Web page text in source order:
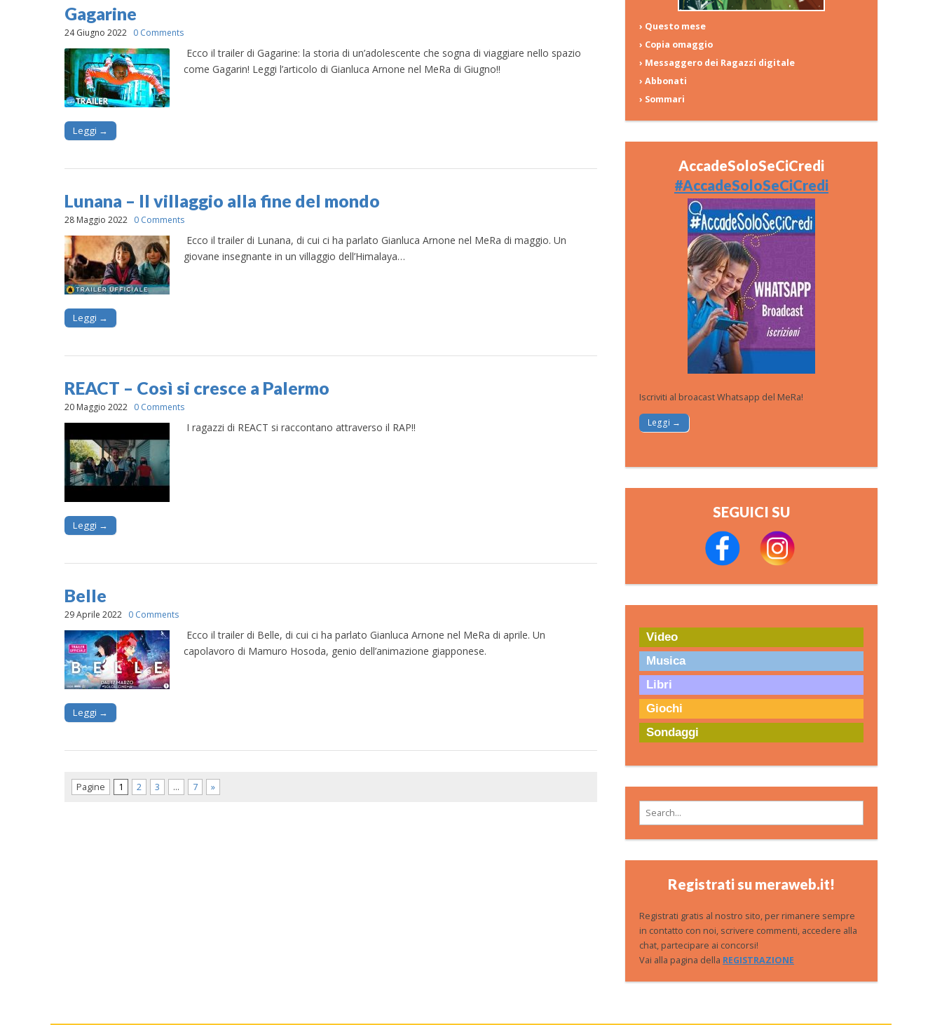
Gagarine
24 Giugno 2022 0 Comments
Ecco il trailer di Gagarine: la storia di un’adolescente che sogna di viaggiare nello spazio
come Gagarin! Leggi l’articolo di Gianluca Arnone nel MeRa di Giugno!!
Leggi →
Lunana – Il villaggio alla fine del mondo
28 Maggio 2022 0 Comments
Ecco il trailer di Lunana, di cui ci ha parlato Gianluca Arnone nel MeRa di maggio. Un
giovane insegnante in un villaggio dell’Himalaya…
Leggi →
REACT – Così si cresce a Palermo
20 Maggio 2022 0 Comments
I ragazzi di REACT si raccontano attraverso il RAP!!
Leggi →
Belle
29 Aprile 2022 0 Comments
Ecco il trailer di Belle, di cui ci ha parlato Gianluca Arnone nel MeRa di aprile. Un
capolavoro di Mamuro Hosoda, genio dell’animazione giapponese.
Leggi →
Pagine 1 2 3 … 7 »
› Questo mese
› Copia omaggio
› Messaggero dei Ragazzi digitale
› Abbonati
› Sommari
AccadeSoloSeCiCredi
#AccadeSoloSeCiCredi
Iscriviti al broacast Whatsapp del MeRa!
Leggi →
SEGUICI SU
Video
Musica
Libri
Giochi
Sondaggi
Search for:
Registrati su meraweb.it!
Registrati gratis al nostro sito, per rimanere sempre
in contatto con noi, scrivere commenti, accedere alla
chat, partecipare ai concorsi!
Vai alla pagina della REGISTRAZIONE